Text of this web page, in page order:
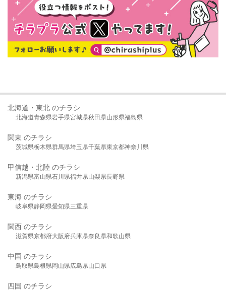
北海道・東北 のチラシ
北海道青森県岩手県宮城県秋田県山形県福島県
関東 のチラシ
茨城県栃木県群馬県埼玉県千葉県東京都神奈川県
甲信越・北陸 のチラシ
新潟県富山県石川県福井県山梨県長野県
東海 のチラシ
岐阜県静岡県愛知県三重県
関西 のチラシ
滋賀県京都府大阪府兵庫県奈良県和歌山県
中国 のチラシ
鳥取県島根県岡山県広島県山口県
四国 のチラシ